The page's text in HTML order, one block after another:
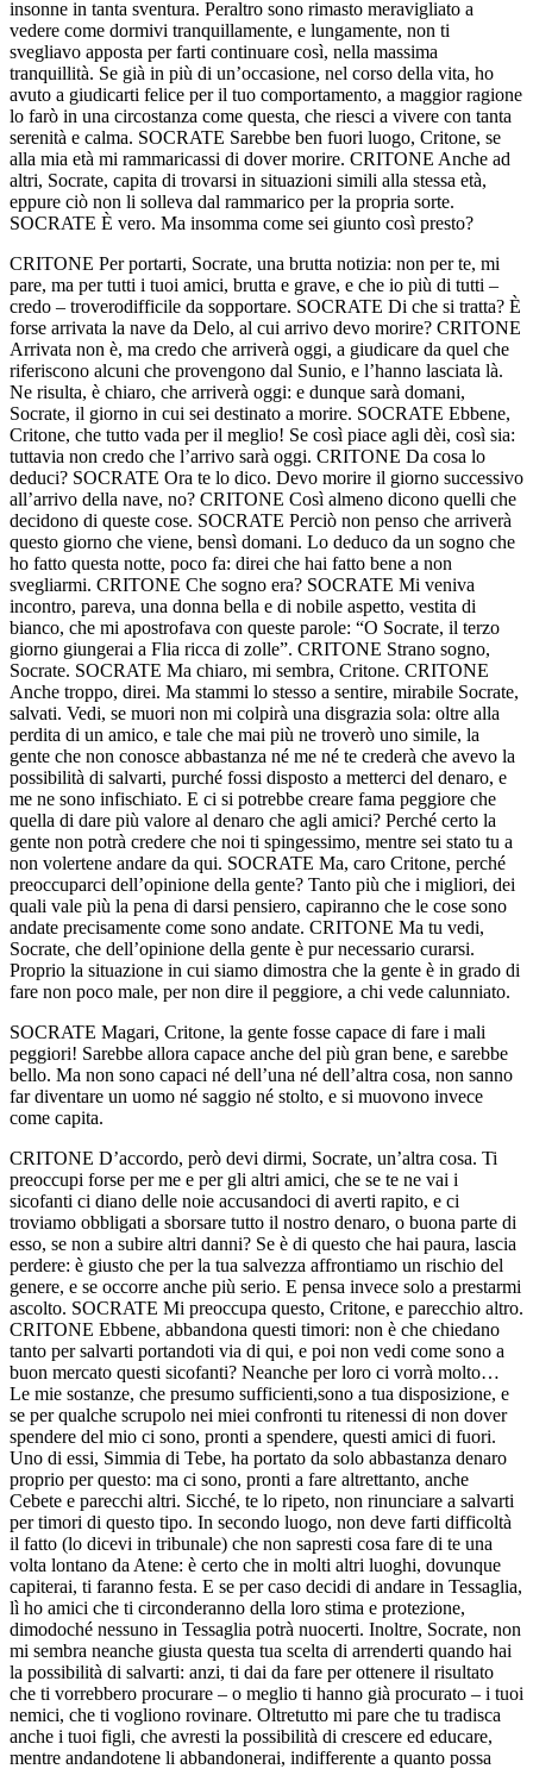
insonne in tanta sventura. Peraltro sono rimasto meravigliato a
vedere come dormivi tranquillamente, e lungamente, non ti
svegliavo apposta per farti continuare così, nella massima
tranquillità. Se già in più di un’occasione, nel corso della vita, ho
avuto a giudicarti felice per il tuo comportamento, a maggior ragione
lo farò in una circostanza come questa, che riesci a vivere con tanta
serenità e calma. SOCRATE Sarebbe ben fuori luogo, Critone, se
alla mia età mi rammaricassi di dover morire. CRITONE Anche ad
altri, Socrate, capita di trovarsi in situazioni simili alla stessa età,
eppure ciò non li solleva dal rammarico per la propria sorte.
SOCRATE È vero. Ma insomma come sei giunto così presto?
CRITONE Per portarti, Socrate, una brutta notizia: non per te, mi
pare, ma per tutti i tuoi amici, brutta e grave, e che io più di tutti –
credo – troverodifficile da sopportare. SOCRATE Di che si tratta? È
forse arrivata la nave da Delo, al cui arrivo devo morire? CRITONE
Arrivata non è, ma credo che arriverà oggi, a giudicare da quel che
riferiscono alcuni che provengono dal Sunio, e l’hanno lasciata là.
Ne risulta, è chiaro, che arriverà oggi: e dunque sarà domani,
Socrate, il giorno in cui sei destinato a morire. SOCRATE Ebbene,
Critone, che tutto vada per il meglio! Se così piace agli dèi, così sia:
tuttavia non credo che l’arrivo sarà oggi. CRITONE Da cosa lo
deduci? SOCRATE Ora te lo dico. Devo morire il giorno successivo
all’arrivo della nave, no? CRITONE Così almeno dicono quelli che
decidono di queste cose. SOCRATE Perciò non penso che arriverà
questo giorno che viene, bensì domani. Lo deduco da un sogno che
ho fatto questa notte, poco fa: direi che hai fatto bene a non
svegliarmi. CRITONE Che sogno era? SOCRATE Mi veniva
incontro, pareva, una donna bella e di nobile aspetto, vestita di
bianco, che mi apostrofava con queste parole: “O Socrate, il terzo
giorno giungerai a Flia ricca di zolle”. CRITONE Strano sogno,
Socrate. SOCRATE Ma chiaro, mi sembra, Critone. CRITONE
Anche troppo, direi. Ma stammi lo stesso a sentire, mirabile Socrate,
salvati. Vedi, se muori non mi colpirà una disgrazia sola: oltre alla
perdita di un amico, e tale che mai più ne troverò uno simile, la
gente che non conosce abbastanza né me né te crederà che avevo la
possibilità di salvarti, purché fossi disposto a metterci del denaro, e
me ne sono infischiato. E ci si potrebbe creare fama peggiore che
quella di dare più valore al denaro che agli amici? Perché certo la
gente non potrà credere che noi ti spingessimo, mentre sei stato tu a
non volertene andare da qui. SOCRATE Ma, caro Critone, perché
preoccuparci dell’opinione della gente? Tanto più che i migliori, dei
quali vale più la pena di darsi pensiero, capiranno che le cose sono
andate precisamente come sono andate. CRITONE Ma tu vedi,
Socrate, che dell’opinione della gente è pur necessario curarsi.
Proprio la situazione in cui siamo dimostra che la gente è in grado di
fare non poco male, per non dire il peggiore, a chi vede calunniato.
SOCRATE Magari, Critone, la gente fosse capace di fare i mali
peggiori! Sarebbe allora capace anche del più gran bene, e sarebbe
bello. Ma non sono capaci né dell’una né dell’altra cosa, non sanno
far diventare un uomo né saggio né stolto, e si muovono invece
come capita.
CRITONE D’accordo, però devi dirmi, Socrate, un’altra cosa. Ti
preoccupi forse per me e per gli altri amici, che se te ne vai i
sicofanti ci diano delle noie accusandoci di averti rapito, e ci
troviamo obbligati a sborsare tutto il nostro denaro, o buona parte di
esso, se non a subire altri danni? Se è di questo che hai paura, lascia
perdere: è giusto che per la tua salvezza affrontiamo un rischio del
genere, e se occorre anche più serio. E pensa invece solo a prestarmi
ascolto. SOCRATE Mi preoccupa questo, Critone, e parecchio altro.
CRITONE Ebbene, abbandona questi timori: non è che chiedano
tanto per salvarti portandoti via di qui, e poi non vedi come sono a
buon mercato questi sicofanti? Neanche per loro ci vorrà molto…
Le mie sostanze, che presumo sufficienti,sono a tua disposizione, e
se per qualche scrupolo nei miei confronti tu ritenessi di non dover
spendere del mio ci sono, pronti a spendere, questi amici di fuori.
Uno di essi, Simmia di Tebe, ha portato da solo abbastanza denaro
proprio per questo: ma ci sono, pronti a fare altrettanto, anche
Cebete e parecchi altri. Sicché, te lo ripeto, non rinunciare a salvarti
per timori di questo tipo. In secondo luogo, non deve farti difficoltà
il fatto (lo dicevi in tribunale) che non sapresti cosa fare di te una
volta lontano da Atene: è certo che in molti altri luoghi, dovunque
capiterai, ti faranno festa. E se per caso decidi di andare in Tessaglia,
lì ho amici che ti circonderanno della loro stima e protezione,
dimodoché nessuno in Tessaglia potrà nuocerti. Inoltre, Socrate, non
mi sembra neanche giusta questa tua scelta di arrenderti quando hai
la possibilità di salvarti: anzi, ti dai da fare per ottenere il risultato
che ti vorrebbero procurare – o meglio ti hanno già procurato – i tuoi
nemici, che ti vogliono rovinare. Oltretutto mi pare che tu tradisca
anche i tuoi figli, che avresti la possibilità di crescere ed educare,
mentre andandotene li abbandonerai, indifferente a quanto possa